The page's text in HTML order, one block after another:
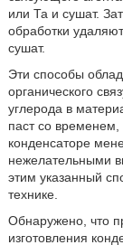
или Та и сушат.
обработки
сушат.
Эти способы
органического
углерода в
паст со временем,
конденсаторе
нежелательными
этим указанный
технике.
Обнаружено, что
изготовления